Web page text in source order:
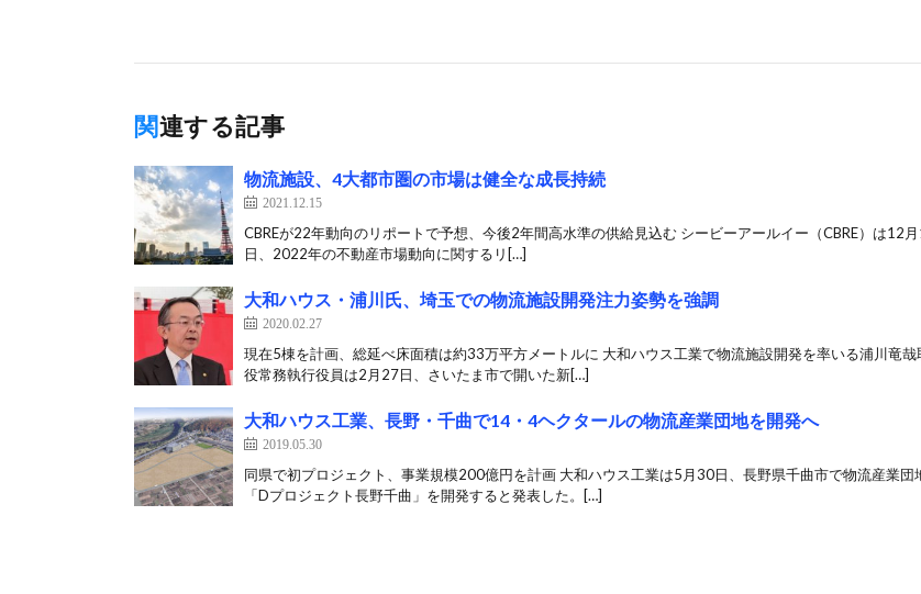
関連する記事
物流施設、4大都市圏の市場は健全な成長持続
2021.12.15
CBREが22年動向のリポートで予想、今後2年間高水準の供給見込む シービーアールイー（CBRE）は12
日、2022年の不動産市場動向に関するリ[…]
大和ハウス・浦川氏、埼玉での物流施設開発注力姿勢を強調
2020.02.27
現在5棟を計画、総延べ床面積は約33万平方メートルに 大和ハウス工業で物流施設開発を率いる浦川竜哉
役常務執行役員は2月27日、さいたま市で開いた新[…]
大和ハウス工業、長野・千曲で14・4ヘクタールの物流産業団地を開発へ
2019.05.30
同県で初プロジェクト、事業規模200億円を計画 大和ハウス工業は5月30日、長野県千曲市で物流産業団
「Dプロジェクト長野千曲」を開発すると発表した。[…]